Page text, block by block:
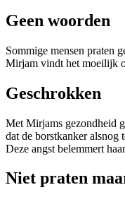
Geen woorden
Sommige mensen praten
Mirjam vindt het moeilijk
Geschrokken
Met Mirjams gezondheid
dat de borstkanker alsnog
Deze angst belemmert
Niet praten